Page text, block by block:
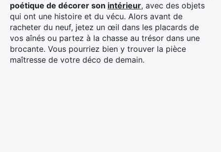
poétique de décorer son intérieur, avec des objets
qui ont une histoire et du vécu. Alors avant de
racheter du neuf, jetez un œil dans les placards de
vos aînés ou partez à la chasse au trésor dans une
brocante. Vous pourriez bien y trouver la pièce
maîtresse de votre déco de demain.